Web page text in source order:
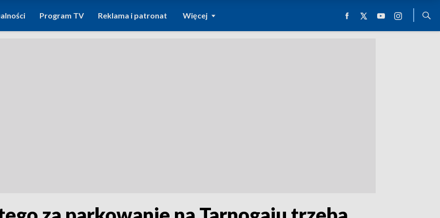
Program TV Reklama i patronat Więcej